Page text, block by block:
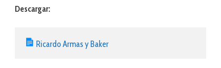
Descargar:
Ricardo Armas y Baker